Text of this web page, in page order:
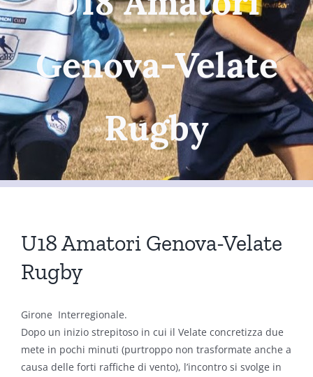
Genova-Velate
Rugby
U18 Amatori Genova-Velate
Rugby
Girone Interregionale.
Dopo un inizio strepitoso in cui il Velate concretizza due
mete in pochi minuti (purtroppo non trasformate anche a
causa delle forti raffiche di vento), l’incontro si svolge in